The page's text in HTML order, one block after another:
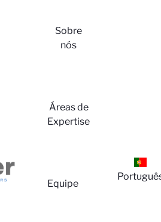
Sobre
nós
Áreas de
Expertise
Equipe